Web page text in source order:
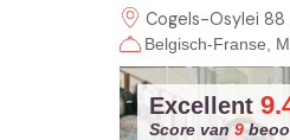
Cogels-Osylei 88
Belgisch-Franse
Excellent
Score van9